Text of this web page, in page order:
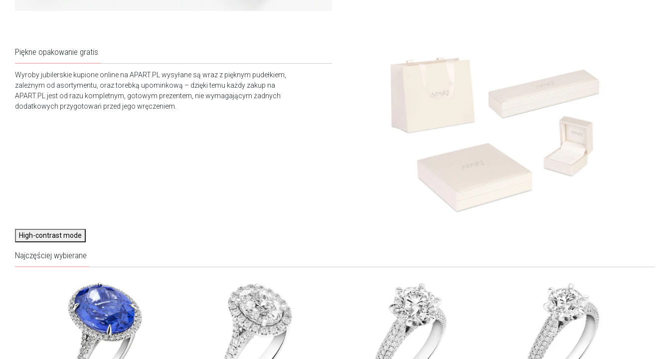
Piękne opakowanie gratis
Wyroby jubilerskie kupione online na APART.PL wysyłane są wraz z pięknym pudełkiem,
zależnym od asortymentu, oraz torebką upominkową – dzięki temu każdy zakup na
APART.PL jest od razu kompletnym, gotowym prezentem, nie wymagającym żadnych
dodatkowych przygotowań przed jego wręczeniem.
High-contrast mode
Najczęściej wybierane